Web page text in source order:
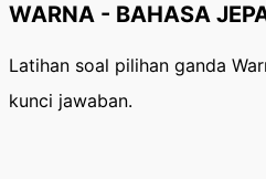
WARNA - BAHASA
Latihan soal pilihan ganda
kunci jawaban.